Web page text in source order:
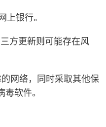
银行。
方更新则可能存在风
网络，同时采取其他保
软件。